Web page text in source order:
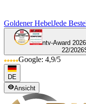
Goldener HebelJede
ntv-Award 2026
22/2026
Google: 4,9/5
DE
Ansicht